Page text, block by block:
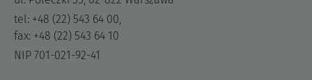
tel: +48 (22) 543 64 00,
fax: +48 (22) 543 64 10
NIP 701-021-92-41